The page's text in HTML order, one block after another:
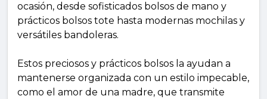
ocasión, desde sofisticados bolsos de mano y
prácticos bolsos tote hasta modernas mochilas y
versátiles bandoleras.
Estos preciosos y prácticos bolsos la ayudan a
mantenerse organizada con un estilo impecable,
como el amor de una madre, que transmite